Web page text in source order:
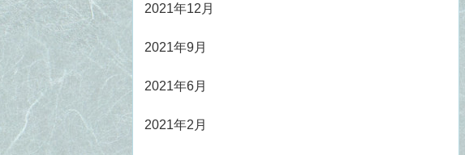
2021年12月
2021年9月
2021年6月
2021年2月